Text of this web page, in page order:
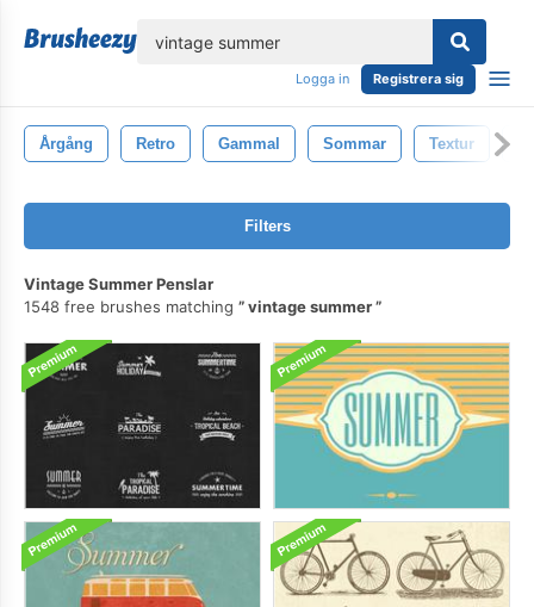
Logga in Registrera sig
Årgång Retro Gammal Sommar Textur
Filters
Vintage Summer Penslar
1548 free brushes matching
vintage summer